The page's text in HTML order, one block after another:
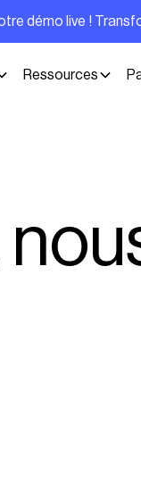
démo live !
Ressources